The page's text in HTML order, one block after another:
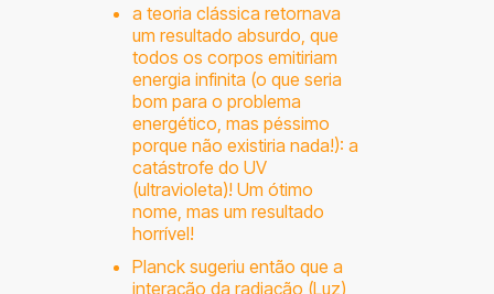
a teoria clássica retornava
um resultado absurdo, que
todos os corpos emitiriam
energia infinita (o que seria
bom para o problema
energético, mas péssimo
porque não existiria nada!): a
catástrofe do UV
(ultravioleta)! Um ótimo
nome, mas um resultado
horrível!
Planck sugeriu então que a
interação da radiação (Luz)